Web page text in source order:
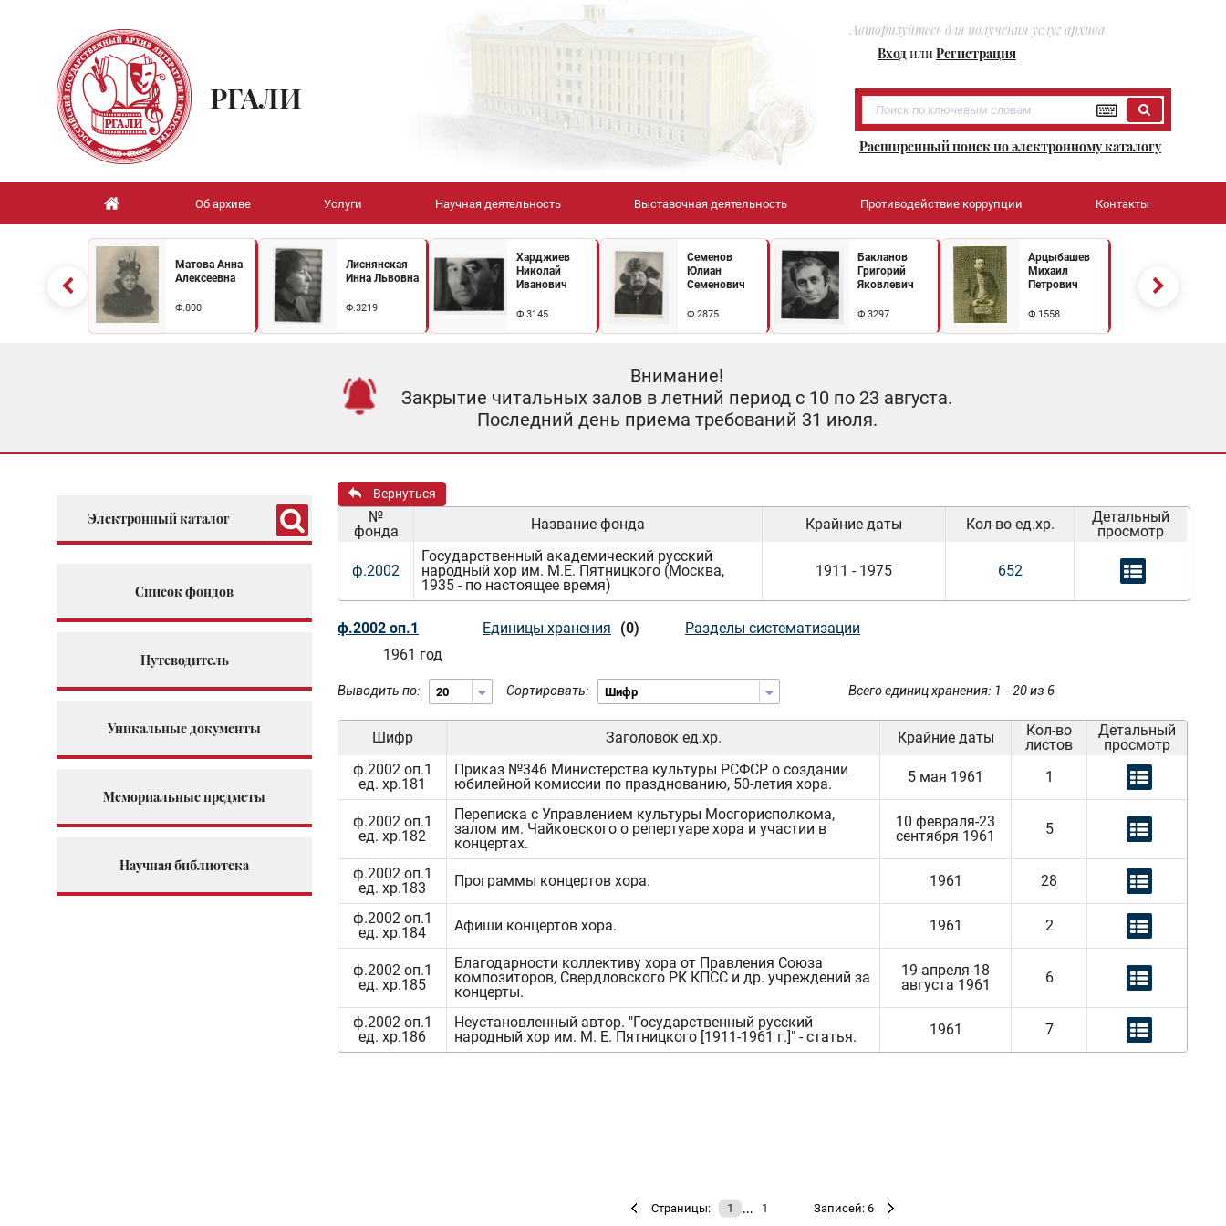
Авторизуйтесь для получения услуг архива
ВходилиРегистрация
РГАЛИ
Расширенный поиск по электронному каталогу
Об архиве Услуги Научная деятельность Выставочная деятельность Противодействие коррупции Контакты
Матова Анна
Алексеевна
Ф.800
Лиснянская
Инна Львовна
Ф.3219
Харджиев
Николай
Иванович
Ф.3145
Семенов
Юлиан
Семенович
Ф.2875
Бакланов
Григорий
Яковлевич
Ф.3297
Арцыбашев
Михаил
Петрович
Ф.1558
Внимание!
Закрытие читальных залов в летний период с 10 по 23 августа.
Последний день приема требований 31 июля.
Электронный каталог
Список фондов
Путеводитель
Уникальные документы
Мемориальные предметы
Научная библиотека
Вернуться
№
фонда
Название фонда Крайние даты Кол-во ед.хр.
Детальный
просмотр
ф.2002
Государственный академический русский
народный хор им. М.Е. Пятницкого (Москва,
1935 - по настоящее время)
1911 - 1975 652
ф.2002 оп.1 Единицы хранения (0)
Разделы систематизации
1961 год
Выводить по: Сортировать: Всего единиц хранения: 1 - 20 из 6
Шифр Заголовок ед.хр. Крайние даты
Кол-во
листов
Детальный
просмотр
ф.2002 оп.1
ед. хр.181
Приказ №346 Министерства культуры РСФСР о создании
юбилейной комиссии по празднованию, 50-летия хора.
5 мая 1961 1
ф.2002 оп.1
ед. хр.182
Переписка с Управлением культуры Мосгорисполкома,
залом им. Чайковского о репертуаре хора и участии в
концертах.
10 февраля-23
сентября 1961
5
ф.2002 оп.1
ед. хр.183
Программы концертов хора. 1961 28
ф.2002 оп.1
ед. хр.184
Афиши концертов хора. 1961 2
ф.2002 оп.1
ед. хр.185
Благодарности коллективу хора от Правления Союза
композиторов, Свердловского РК КПСС и др. учреждений за
концерты.
19 апреля-18
августа 1961
6
ф.2002 оп.1
ед. хр.186
Неустановленный автор. "Государственный русский
народный хор им. М. Е. Пятницкого [1911-1961 г.]" - статья.
1961 7
Страницы: 1 … 1 Записей: 6